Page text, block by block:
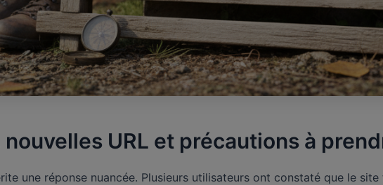
URL et précautions à
une réponse nuancée. Plusieurs utilisateurs ont constaté que le